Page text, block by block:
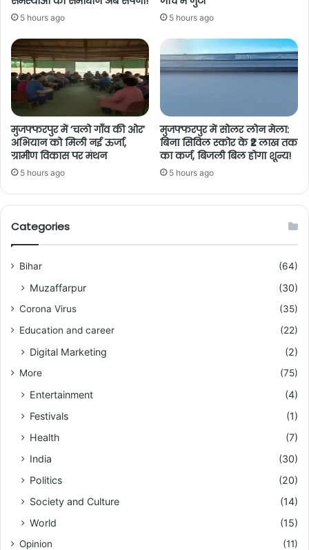
5 hours ago 5 hours ago
मुजफ्फरपुर में ‘चलो गाँव की ओर’
अभियान को मिली नई ऊर्जा,
ग्रामीण विकास पर मंथन
5 hours ago
मुजफ्फरपुर में सोलर लोन मेला:
बिना सिविल स्कोर के ₹2 लाख तक
का कर्ज, बिजली बिल होगा शून्य!
5 hours ago
Categories
Bihar (64)
Muzaffarpur (30)
Corona Virus
(35)
Education and career
(22)
Digital Marketing (2)
More (75)
Entertainment
(4)
Festivals
(1)
Health
(7)
India
(30)
Politics
(20)
Society and Culture
(14)
World
(15)
Opinion
(11)